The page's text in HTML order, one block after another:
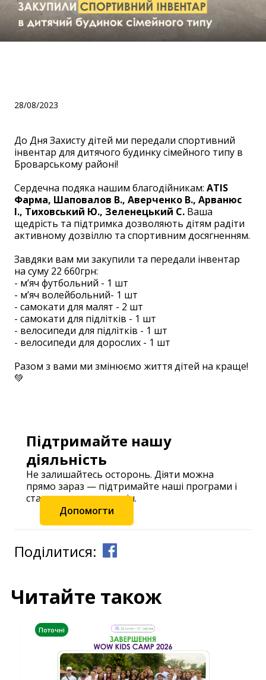
28/08/2023
До Дня Захисту дітей ми передали спортивний
інвентар для дитячого будинку сімейного типу в
Броварському районі!
Сердечна подяка нашим благодійникам: ATIS
Фарма, Шаповалов В., Аверченко В., Арванюс
І., Тиховський Ю., Зеленецький С. Ваша
щедрість та підтримка дозволяють дітям радіти
активному дозвіллю та спортивним досягненням.
Завдяки вам ми закупили та передали інвентар
на суму 22 660грн:
- мʼяч футбольний - 1 шт
- мʼяч волейбольний- 1 шт
- самокати для малят - 2 шт
- самокати для підлітків - 1 шт
- велосипеди для підлітків - 1 шт
- велосипеди для дорослих - 1 шт
Разом з вами ми змінюємо життя дітей на краще!
💚
Підтримайте нашу
діяльність
Не залишайтесь осторонь. Діяти можна
прямо зараз — підтримайте наші програми і
станьте частиною змін.
Допомогти
Поділитися:
Читайте також
Поточні